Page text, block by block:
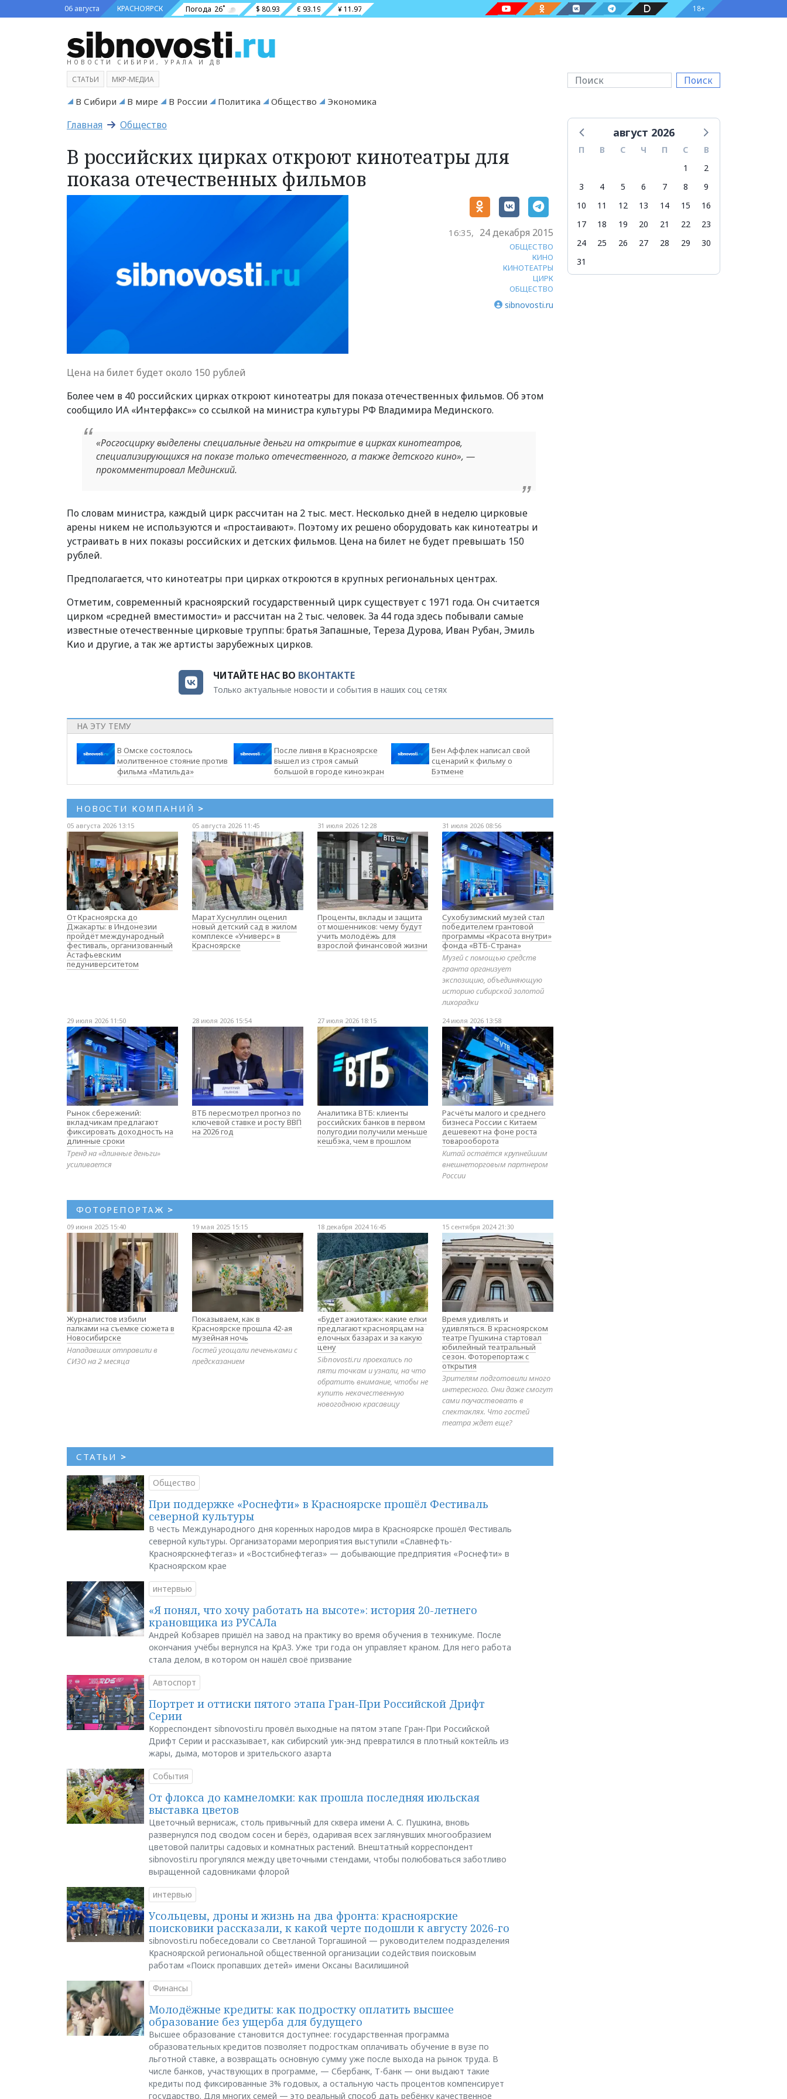
06 августа КРАСНОЯРСК Погода 26˚ $ 80.93 € 93.19 ¥ 11.97 18+
НОВОСТИ СИБИРИ, УРАЛА И ДВ
Поиск
СТАТЬИ МКР-МЕДИА
В Сибири В мире В России Политика Общество Экономика
Главная Общество
В российских цирках откроют кинотеатры для
показа отечественных фильмов
16:35, 24 декабря 2015
ОБЩЕСТВО
КИНО
КИНОТЕАТРЫ
ЦИРК
ОБЩЕСТВО
sibnovosti.ru
Цена на билет будет около 150 рублей
Более чем в 40 российских цирках откроют кинотеатры для показа отечественных фильмов. Об этом
сообщило ИА «Интерфакс»» со ссылкой на министра культуры РФ Владимира Мединского.
«Росгосцирку выделены специальные деньги на открытие в цирках кинотеатров,
специализирующихся на показе только отечественного, а также детского кино», —
прокомментировал Мединский.
По словам министра, каждый цирк рассчитан на 2 тыс. мест. Несколько дней в неделю цирковые
арены никем не используются и «простаивают». Поэтому их решено оборудовать как кинотеатры и
устраивать в них показы российских и детских фильмов. Цена на билет не будет превышать 150
рублей.
Предполагается, что кинотеатры при цирках откроются в крупных региональных центрах.
Отметим, современный красноярский государственный цирк существует с 1971 года. Он считается
цирком «средней вместимости» и рассчитан на 2 тыс. человек. За 44 года здесь побывали самые
известные отечественные цирковые труппы: братья Запашные, Тереза Дурова, Иван Рубан, Эмиль
Кио и другие, а так же артисты зарубежных цирков.
ЧИТАЙТЕ НАС ВО ВКОНТАКТЕ
Только актуальные новости и события в наших соц сетях
НА ЭТУ ТЕМУ
В Омске состоялось
молитвенное стояние против
фильма «Матильда»
После ливня в Красноярске
вышел из строя самый
большой в городе киноэкран
Бен Аффлек написал свой
сценарий к фильму о
Бэтмене
НОВОСТИ КОМПАНИЙ >
05 августа 2026 13:15
От Красноярска до
Джакарты: в Индонезии
пройдёт международный
фестиваль, организованный
Астафьевским
педуниверситетом
05 августа 2026 11:45
Марат Хуснуллин оценил
новый детский сад в жилом
комплексе «Универс» в
Красноярске
31 июля 2026 12:28
Проценты, вклады и защита
от мошенников: чему будут
учить молодёжь для
взрослой финансовой жизни
31 июля 2026 08:56
Сухобузимский музей стал
победителем грантовой
программы «Красота внутри»
фонда «ВТБ-Страна»
Музей с помощью средств
гранта организует
экспозицию, объединяющую
историю сибирской золотой
лихорадки
29 июля 2026 11:50
Рынок сбережений:
вкладчикам предлагают
фиксировать доходность на
длинные сроки
Тренд на «длинные деньги»
усиливается
28 июля 2026 15:54
ВТБ пересмотрел прогноз по
ключевой ставке и росту ВВП
на 2026 год
27 июля 2026 18:15
Аналитика ВТБ: клиенты
российских банков в первом
полугодии получили меньше
кешбэка, чем в прошлом
24 июля 2026 13:58
Расчёты малого и среднего
бизнеса России с Китаем
дешевеют на фоне роста
товарооборота
Китай остаётся крупнейшим
внешнеторговым партнером
России
ФОТОРЕПОРТАЖ >
09 июня 2025 15:40
Журналистов избили
палками на съемке сюжета в
Новосибирске
Нападавших отправили в
СИЗО на 2 месяца
19 мая 2025 15:15
Показываем, как в
Красноярске прошла 42-ая
музейная ночь
Гостей угощали печеньками с
предсказанием
18 декабря 2024 16:45
«Будет ажиотаж»: какие елки
предлагают красноярцам на
елочных базарах и за какую
цену
Sibnovosti.ru проехались по
пяти точкам и узнали, на что
обратить внимание, чтобы не
купить некачественную
новогоднюю красавицу
15 сентября 2024 21:30
Время удивлять и
удивляться. В красноярском
театре Пушкина стартовал
юбилейный театральный
сезон. Фоторепортаж с
открытия
Зрителям подготовили много
интересного. Они даже смогут
сами поучаствовать в
спектаклях. Что гостей
театра ждет еще?
СТАТЬИ >
Общество
При поддержке «Роснефти» в Красноярске прошёл Фестиваль
северной культуры
В честь Международного дня коренных народов мира в Красноярске прошёл Фестиваль
северной культуры. Организаторами мероприятия выступили «Славнефть-
Красноярскнефтегаз» и «Востсибнефтегаз» — добывающие предприятия «Роснефти» в
Красноярском крае
интервью
«Я понял, что хочу работать на высоте»: история 20-летнего
крановщика из РУСАЛа
Андрей Кобзарев пришёл на завод на практику во время обучения в техникуме. После
окончания учёбы вернулся на КрАЗ. Уже три года он управляет краном. Для него работа
стала делом, в котором он нашёл своё призвание
Автоспорт
Портрет и оттиски пятого этапа Гран-При Российской Дрифт
Серии
Корреспондент sibnovosti.ru провёл выходные на пятом этапе Гран-При Российской
Дрифт Серии и рассказывает, как сибирский уик-энд превратился в плотный коктейль из
жары, дыма, моторов и зрительского азарта
События
От флокса до камнеломки: как прошла последняя июльская
выставка цветов
Цветочный вернисаж, столь привычный для сквера имени А. С. Пушкина, вновь
развернулся под сводом сосен и берёз, одаривая всех заглянувших многообразием
цветовой палитры садовых и комнатных растений. Внештатный корреспондент
sibnovosti.ru прогулялся между цветочными стендами, чтобы полюбоваться заботливо
выращенной садовниками флорой
интервью
Усольцевы, дроны и жизнь на два фронта: красноярские
поисковики рассказали, к какой черте подошли к августу 2026-го
sibnovosti.ru побеседовали со Светланой Торгашиной — руководителем подразделения
Красноярской региональной общественной организации содействия поисковым
работам «Поиск пропавших детей» имени Оксаны Василишиной
Финансы
Молодёжные кредиты: как подростку оплатить высшее
образование без ущерба для будущего
Высшее образование становится доступнее: государственная программа
образовательных кредитов позволяет подросткам оплачивать обучение в вузе по
льготной ставке, а возвращать основную сумму уже после выхода на рынок труда. В
числе банков, участвующих в программе, — Сбербанк, Т-банк — они выдают такие
кредиты под фиксированные 3% годовых, а остальную часть процентов компенсирует
государство. Для многих семей — это реальный способ дать ребёнку качественное
август 2026
П В С Ч П С
В
1
2
3
4 5 6 7 8
9
10
11 12 13 14 15
16
17
18 19 20 21 22
23
24
25 26 27 28 29
30
31